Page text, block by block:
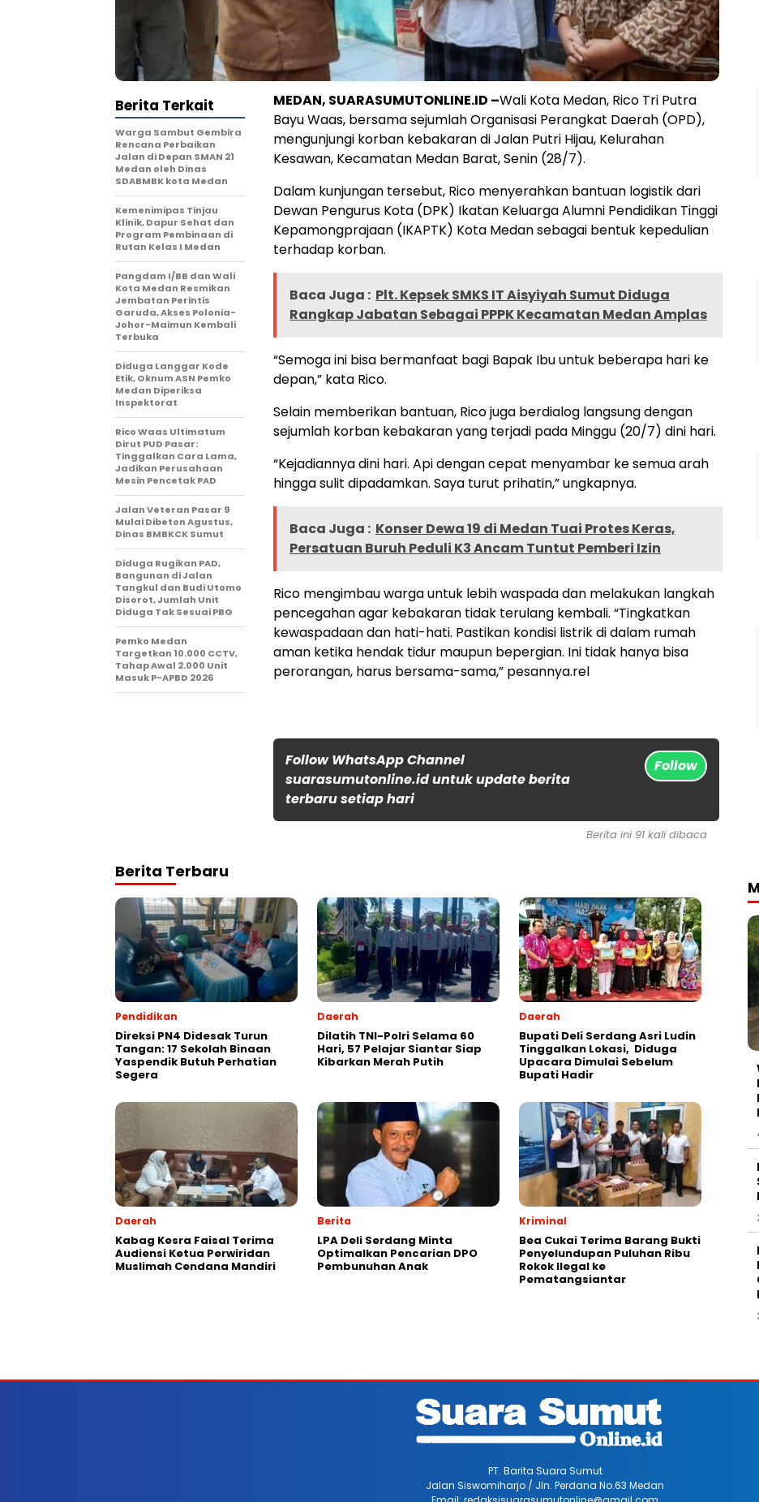
MEDAN, SUARASUMUTONLINE.ID –Wali Kota Medan, Rico Tri Putra
Bayu Waas, bersama sejumlah Organisasi Perangkat Daerah (OPD),
mengunjungi korban kebakaran di Jalan Putri Hijau, Kelurahan
Kesawan, Kecamatan Medan Barat, Senin (28/7).
Dalam kunjungan tersebut, Rico menyerahkan bantuan logistik dari
Dewan Pengurus Kota (DPK) Ikatan Keluarga Alumni Pendidikan Tinggi
Kepamongprajaan (IKAPTK) Kota Medan sebagai bentuk kepedulian
terhadap korban.
Baca Juga : Plt. Kepsek SMKS IT Aisyiyah Sumut Diduga
Rangkap Jabatan Sebagai PPPK Kecamatan Medan Amplas
“Semoga ini bisa bermanfaat bagi Bapak Ibu untuk beberapa hari ke
depan,” kata Rico.
Selain memberikan bantuan, Rico juga berdialog langsung dengan
sejumlah korban kebakaran yang terjadi pada Minggu (20/7) dini hari.
“Kejadiannya dini hari. Api dengan cepat menyambar ke semua arah
hingga sulit dipadamkan. Saya turut prihatin,” ungkapnya.
Baca Juga : Konser Dewa 19 di Medan Tuai Protes Keras,
Persatuan Buruh Peduli K3 Ancam Tuntut Pemberi Izin
Rico mengimbau warga untuk lebih waspada dan melakukan langkah
pencegahan agar kebakaran tidak terulang kembali. “Tingkatkan
kewaspadaan dan hati-hati. Pastikan kondisi listrik di dalam rumah
aman ketika hendak tidur maupun bepergian. Ini tidak hanya bisa
perorangan, harus bersama-sama,” pesannya.rel
Follow WhatsApp Channel
suarasumutonline.id untuk update berita
terbaru setiap hari
Follow
Berita Terkait
Warga Sambut Gembira
Rencana Perbaikan
Jalan di Depan SMAN 21
Medan oleh Dinas
SDABMBK kota Medan
Kemenimipas Tinjau
Klinik, Dapur Sehat dan
Program Pembinaan di
Rutan Kelas I Medan
Pangdam I/BB dan Wali
Kota Medan Resmikan
Jembatan Perintis
Garuda, Akses Polonia-
Johor-Maimun Kembali
Terbuka
Diduga Langgar Kode
Etik, Oknum ASN Pemko
Medan Diperiksa
Inspektorat
Rico Waas Ultimatum
Dirut PUD Pasar:
Tinggalkan Cara Lama,
Jadikan Perusahaan
Mesin Pencetak PAD
Jalan Veteran Pasar 9
Mulai Dibeton Agustus,
Dinas BMBKCK Sumut
Diduga Rugikan PAD,
Bangunan di Jalan
Tangkul dan Budi Utomo
Disorot, Jumlah Unit
Diduga Tak Sesuai PBG
Pemko Medan
Targetkan 10.000 CCTV,
Tahap Awal 2.000 Unit
Masuk P-APBD 2026
Berita ini 91 kali dibaca
Berita Terbaru
Pendidikan
Direksi PN4 Didesak Turun
Tangan: 17 Sekolah Binaan
Yaspendik Butuh Perhatian
Segera
Daerah
Dilatih TNI-Polri Selama 60
Hari, 57 Pelajar Siantar Siap
Kibarkan Merah Putih
Daerah
Bupati Deli Serdang Asri Ludin
Tinggalkan Lokasi, Diduga
Upacara Dimulai Sebelum
Bupati Hadir
Daerah
Kabag Kesra Faisal Terima
Audiensi Ketua Perwiridan
Muslimah Cendana Mandiri
Berita
LPA Deli Serdang Minta
Optimalkan Pencarian DPO
Pembunuhan Anak
Kriminal
Bea Cukai Terima Barang Bukti
Penyelundupan Puluhan Ribu
Rokok Ilegal ke
Pematangsiantar
PT. Barita Suara Sumut
Jalan Siswomiharjo / Jln. Perdana No.63 Medan